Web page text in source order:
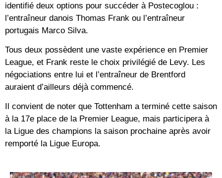
identifié deux options pour succéder à Postecoglou :
l’entraîneur danois Thomas Frank ou l’entraîneur
portugais Marco Silva.
Tous deux possèdent une vaste expérience en Premier
League, et Frank reste le choix privilégié de Levy. Les
négociations entre lui et l’entraîneur de Brentford
auraient d’ailleurs déjà commencé.
Il convient de noter que Tottenham a terminé cette saison
à la 17e place de la Premier League, mais participera à
la Ligue des champions la saison prochaine après avoir
remporté la Ligue Europa.